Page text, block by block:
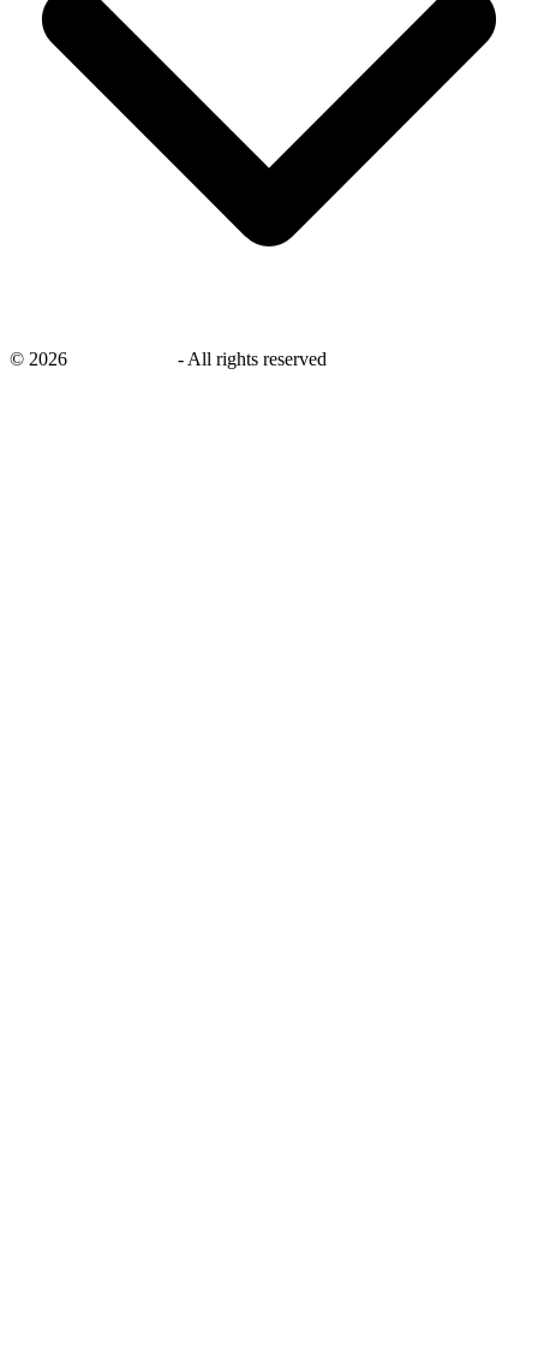
© 2026 - All rights reserved